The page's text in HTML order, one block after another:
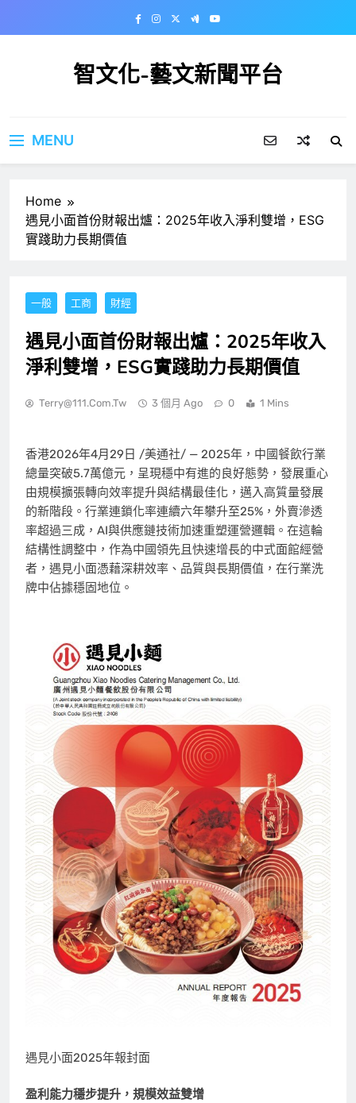
智文化-藝文新聞平台
MENU
Home
遇見小面首份財報出爐：2025年收入淨利雙增，ESG
實踐助力長期價值
一般 工商 財經
遇見小面首份財報出爐：2025年收入
淨利雙增，ESG實踐助力長期價值
Terry@111.com.tw 3 個月 Ago 0 1 Mins
香港2026年4月29日 /美通社/ — 2025年，中國餐飲行業
總量突破5.7萬億元，呈現穩中有進的良好態勢，發展重心
由規模擴張轉向效率提升與結構最佳化，邁入高質量發展
的新階段。行業連鎖化率連續六年攀升至25%，外賣滲透
率超過三成，AI與供應鏈技術加速重塑運營邏輯。在這輪
結構性調整中，作為中國領先且快速增長的中式面館經營
者，遇見小面憑藉深耕效率、品質與長期價值，在行業洗
牌中佔據穩固地位。
遇見小面2025年報封面
盈利能力穩步提升，規模效益雙增